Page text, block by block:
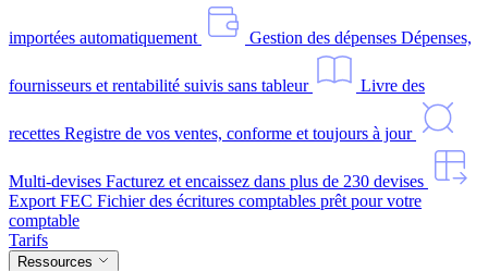
importées automatiquement Gestion des dépenses Dépenses,
fournisseurs et rentabilité suivis sans tableur Livre des
recettes Registre de vos ventes, conforme et toujours à jour
Multi-devises Facturez et encaissez dans plus de 230 devises
Export FEC Fichier des écritures comptables prêt pour votre
comptable
Tarifs
Ressources